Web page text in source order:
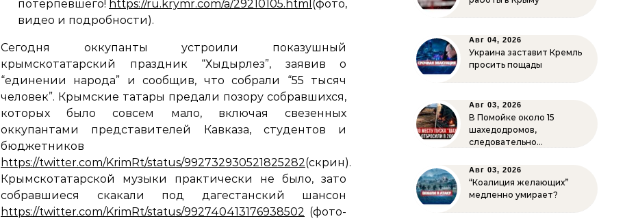
потерпевшего! https://ru.krymr.com/a/29210105.html (фото,
видео и подробности).
Сегодня оккупанты устроили показушный
крымскотатарский праздник “Хыдырлез”, заявив о
“единении народа” и сообщив, что собрали “55 тысяч
человек”. Крымские татары предали позору собравшихся,
которых было совсем мало, включая свезенных
оккупантами представителей Кавказа, студентов и
бюджетников
https://twitter.com/KrimRt/status/992732930521825282(скрин).
Крымскотатарской музыки практически не было, зато
собравшиеся скакали под дагестанский шансон
https://twitter.com/KrimRt/status/992740413176938502 (фото-
Авг 04, 2026
Украина заставит Кремль
просить пощады
Авг 03, 2026
В Помойке около 15
шахедодромов,
следовательно…
Авг 03, 2026
“Коалиция желающих”
медленно умирает?